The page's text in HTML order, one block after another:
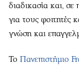
διαδικασία και, σε
για τους φοιτητές
γνώση και
Το Πανεπιστήμιο